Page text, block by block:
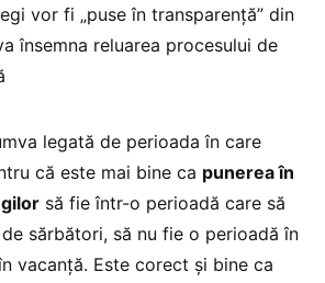
vor fi „puse în transparență” din
însemna reluarea procesului de
legată de perioada în care
că este mai bine ca punerea în
să fie într-o perioadă care să
sărbători, să nu fie o perioadă în
vacanță. Este corect și bine ca